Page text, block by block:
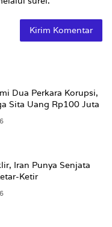
Dua Perkara Korupsi,
Sita Uang Rp100 Juta
Iran Punya Senjata
Ketir